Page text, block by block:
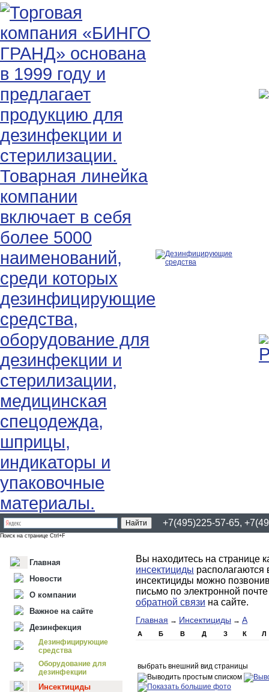
+7(495)225-57-65,
Поиск на странице Ctrl+F
Главная
Новости
О компании
Важное на сайте
Дезинфекция
Дезинфицирующие
средства
Оборудование для
дезинфекции
Инсектициды
Вы находитесь на странице
инсектициды располагаются
инсектициды можно
письмо по электронной
обратной связи на сайте.
Главная → Инсектициды → А
А Б В Д З К Л
выбрать внешний вид страницы